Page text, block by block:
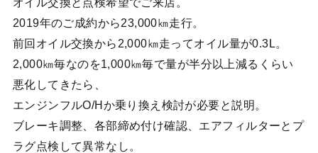
2019年のご成約から23,000㎞走行。
前回オイル交換から2,000㎞走ってオイル量が0.3L。
2,000㎞毎なのを1,000㎞毎で量が半分以上減るくらい
悪化してきたら、
エンジンフルO/Hか乗り換え検討が必要と説明。
ブレーキ調整、各部締め付け確認、エアフィルターとプ
ラグ点検して異常なし。